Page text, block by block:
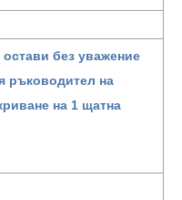
без уважение
ръководител на
на 1 щатна